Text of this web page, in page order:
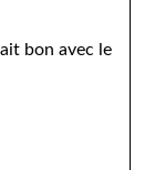
bon avec le